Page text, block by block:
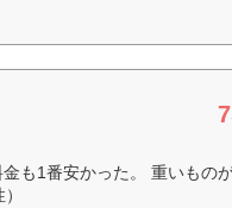
も1番安かった。 重いもの